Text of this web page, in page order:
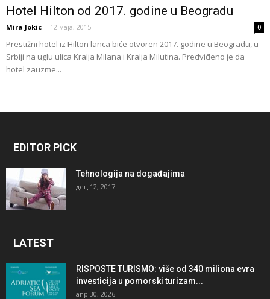
Hotel Hilton od 2017. godine u Beogradu
Mira Jokic - 12 маја, 2015 0
Prestižni hotel iz Hilton lanca biće otvoren 2017. godine u Beogradu, u
Srbiji na uglu ulica Kralja Milana i Kralja Milutina. Predviđeno je da
hotel zauzme...
EDITOR PICK
Tehnologija na događajima
дец 12, 2017
LATEST
RISPOSTE TURISMO: više od 340 miliona evra
investicija u pomorski turizam...
апр 30, 2026